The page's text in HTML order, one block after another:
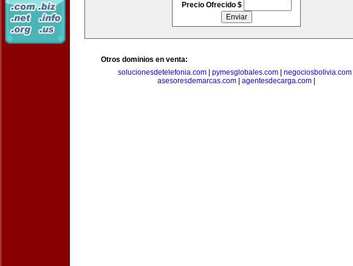
Precio Ofrecido $
Otros dominios en venta:
solucionesdetelefonia.com| pymesglobales.com| negociosbolivia.com|
asesoresdemarcas.com
agentesdecarga.com